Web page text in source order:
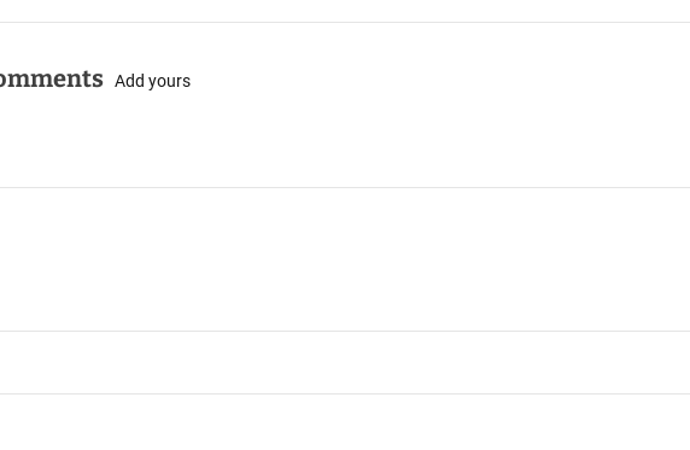
Add yours